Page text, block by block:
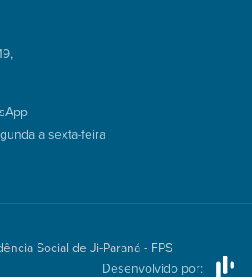
a sexta-feira
Social de Ji-Paraná - FPS
Desenvolvido por: